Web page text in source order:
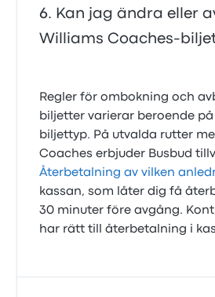
Kan jag ändra eller
Williams Coaches-
Regler för ombokning och
biljetter varierar beroende
biljettyp. På utvalda rutter
Coaches erbjuder Busbud
Återbetalning av vilken
kassan, som låter dig få
30 minuter före avgång.
har rätt till återbetalning i